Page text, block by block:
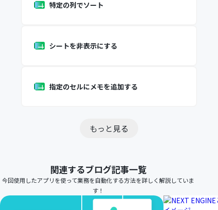
特定の列でソート
シートを非表示にする
指定のセルにメモを追加する
もっと見る
関連するブログ記事一覧
今回使用したアプリを使って業務を自動化する方法を詳しく解説していま
す！